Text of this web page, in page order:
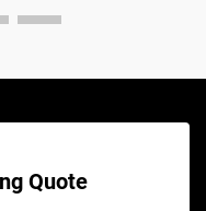
Quote